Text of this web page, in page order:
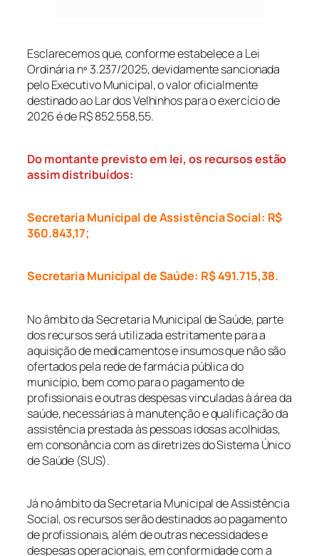
Esclarecemos que, conforme estabelece a Lei
Ordinária nº 3.237/2025, devidamente sancionada
pelo Executivo Municipal, o valor oficialmente
destinado ao Lar dos Velhinhos para o exercício de
2026 é de R$ 852.558,55.
Do montante previsto em lei, os recursos estão
assim distribuídos:
Secretaria Municipal de Assistência Social: R$
360.843,17;
Secretaria Municipal de Saúde: R$ 491.715,38.
No âmbito da Secretaria Municipal de Saúde, parte
dos recursos será utilizada estritamente para a
aquisição de medicamentos e insumos que não são
ofertados pela rede de farmácia pública do
município, bem como para o pagamento de
profissionais e outras despesas vinculadas à área da
saúde, necessárias à manutenção e qualificação da
assistência prestada às pessoas idosas acolhidas,
em consonância com as diretrizes do Sistema Único
de Saúde (SUS).
Já no âmbito da Secretaria Municipal de Assistência
Social, os recursos serão destinados ao pagamento
de profissionais, além de outras necessidades e
despesas operacionais, em conformidade com a